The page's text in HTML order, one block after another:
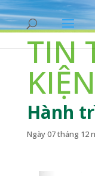
TIN
KIỆN
Hành
Ngày 07 tháng 12